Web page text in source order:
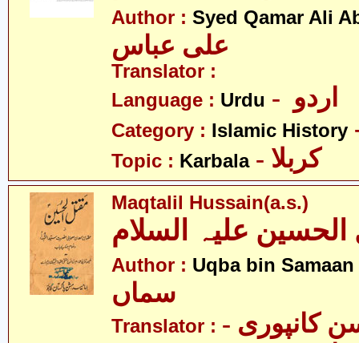
Author : Syed Qamar Ali
علی عباس
Translator :
Language : Urdu
Category : Islamic History
Topic : Karbala - کربلا
Maqtalil Hussain(a.s.)
الحسین علیہ السلام
Author : Uqba bin Samaan
سماں
Translator : کانپوری